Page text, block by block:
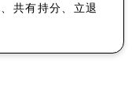
共有持分、立退